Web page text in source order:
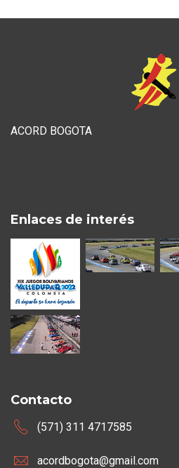
ACORD BOGOTA
Enlaces de interés
Contacto
(571) 311 4717585
acordbogota@gmail.com